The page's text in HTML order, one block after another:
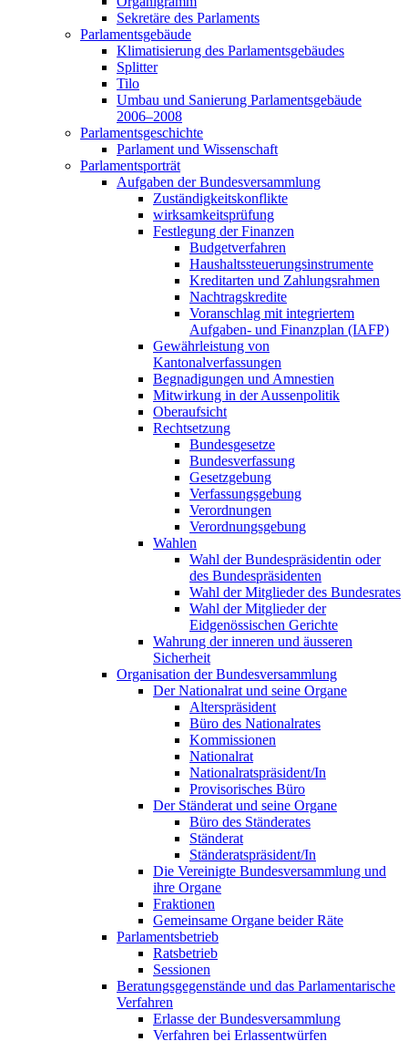
Sekretäre des Parlaments
Parlamentsgebäude
Klimatisierung des Parlamentsgebäudes
Splitter
Tilo
Umbau und Sanierung Parlamentsgebäude
2006–2008
Parlamentsgeschichte
Parlament und Wissenschaft
Parlamentsporträt
Aufgaben der Bundesversammlung
Zuständigkeitskonflikte
wirksamkeitsprüfung
Festlegung der Finanzen
Budgetverfahren
Haushaltssteuerungsinstrumente
Kreditarten und Zahlungsrahmen
Nachtragskredite
Voranschlag mit integriertem
Aufgaben- und Finanzplan (IAFP)
Gewährleistung von
Kantonalverfassungen
Begnadigungen und Amnestien
Mitwirkung in der Aussenpolitik
Oberaufsicht
Rechtsetzung
Bundesgesetze
Bundesverfassung
Gesetzgebung
Verfassungsgebung
Verordnungen
Verordnungsgebung
Wahlen
Wahl der Bundespräsidentin oder
des Bundespräsidenten
Wahl der Mitglieder des Bundesrates
Wahl der Mitglieder der
Eidgenössischen Gerichte
Wahrung der inneren und äusseren
Sicherheit
Organisation der Bundesversammlung
Der Nationalrat und seine Organe
Alterspräsident
Büro des Nationalrates
Kommissionen
Nationalrat
Nationalratspräsident/In
Provisorisches Büro
Der Ständerat und seine Organe
Büro des Ständerates
Ständerat
Ständeratspräsident/In
Die Vereinigte Bundesversammlung und
ihre Organe
Fraktionen
Gemeinsame Organe beider Räte
Parlamentsbetrieb
Ratsbetrieb
Sessionen
Beratungsgegenstände und das Parlamentarische
Verfahren
Erlasse der Bundesversammlung
Verfahren bei Erlassentwürfen